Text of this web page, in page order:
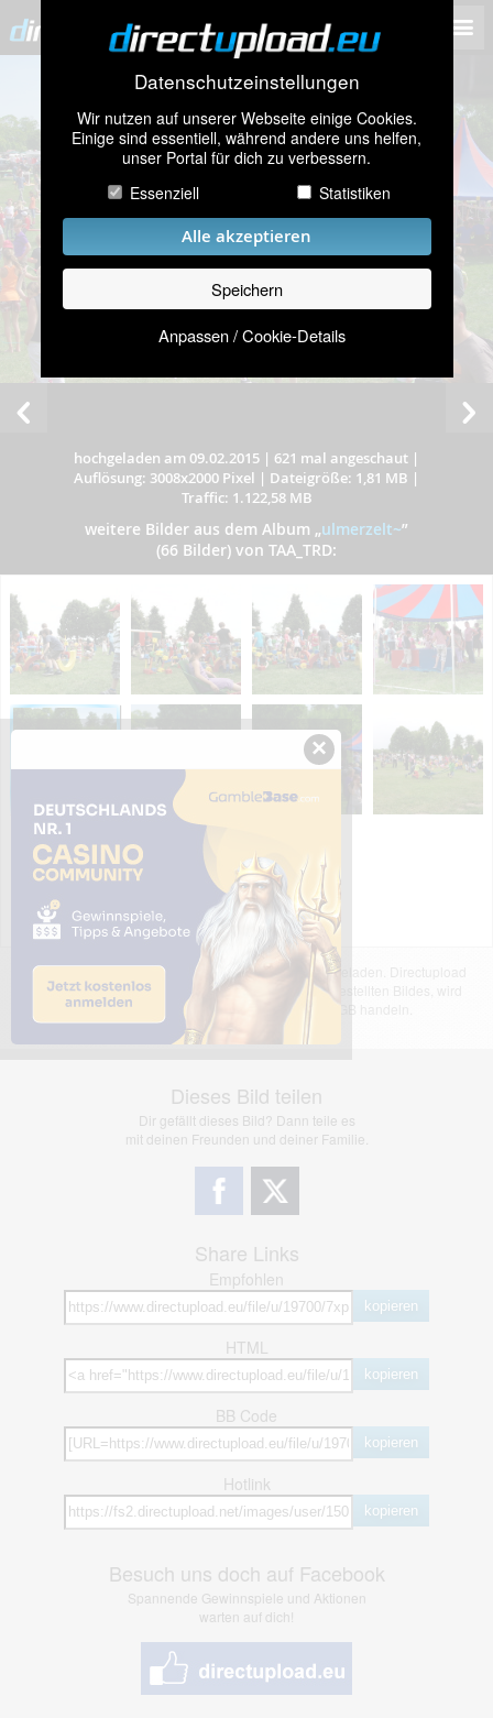
Datenschutzeinstellungen
Wir nutzen auf unserer Webseite einige Cookies.
Einige sind essentiell, während andere uns helfen,
unser Portal für dich zu verbessern.
Essenziell
Statistiken
Alle akzeptieren
Speichern
Anpassen / Cookie-Details
hochgeladen am 09.02.2015 | 621 mal angeschaut |
Auflösung: 3008x2000 Pixel | Dateigröße: 1,81 MB |
Traffic: 1.122,58 MB
weitere Bilder aus dem Album „ulmerzelt~”
(66 Bilder) von TAA_TRD:
Das dargestellte Bild wurde von einem Nutzer hochgeladen. Directupload
übernimmt keinerlei Haftung für den Inhalt des dargestellten Bildes, wird
jedoch bei Verstößen nach §2(3) unserer AGB handeln.
Dieses Bild teilen
Dir gefällt dieses Bild? Dann teile es
mit deinen Freunden und deiner Familie.
Share Links
Empfohlen
kopieren
HTML
kopieren
BB Code
kopieren
Hotlink
kopieren
Besuch uns doch auf Facebook
Spannende Gewinnspiele und Aktionen
warten auf dich!
×